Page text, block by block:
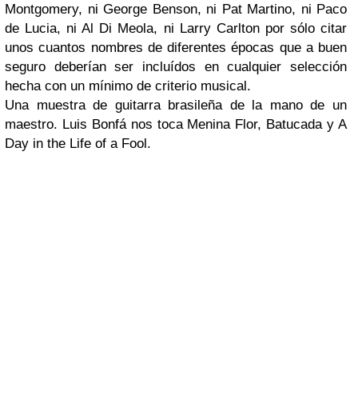
Montgomery, ni George Benson, ni Pat Martino, ni Paco
de Lucia, niAl Di Meola, ni Larry Carltonpor sólo citar
unos cuantos nombres de diferentes épocas que a buen
seguro deberían ser incluídos en cualquier selección
hecha con un mínimo de criterio musical.
Una muestra de guitarra brasileña de la mano de un
maestro. Luis Bonfá nos toca Menina Flor, Batucada y A
Day in the Life of a Fool.